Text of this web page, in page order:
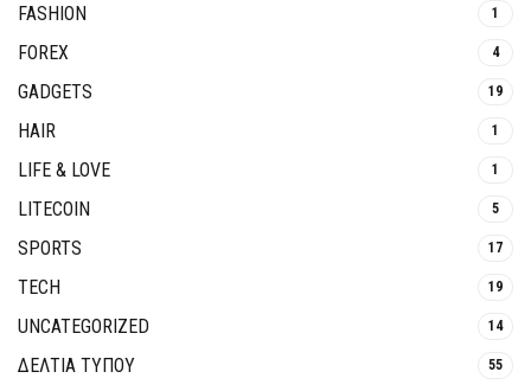
FASHION 1
FOREX 4
GADGETS 19
HAIR 1
LIFE & LOVE 1
LITECOIN 5
SPORTS 17
TECH 19
UNCATEGORIZED 14
ΔΕΛΤΙΑ ΤΥΠΟΥ 55